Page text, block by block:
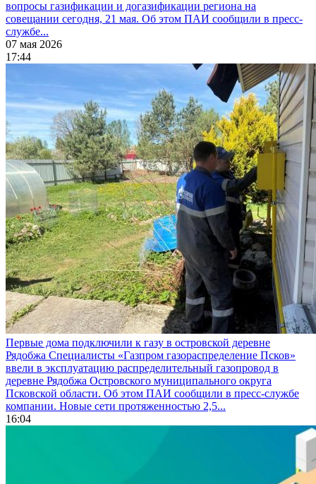
вопросы газификации и догазификации региона на
совещании сегодня, 21 мая. Об этом ПАИ сообщили в пресс-
службе...
07 мая 2026
17:44
Первые дома подключили к газу в островской деревне
Рядобжа Специалисты «Газпром газораспределение Псков»
ввели в эксплуатацию распределительный газопровод в
деревне Рядобжа Островского муниципального округа
Псковской области. Об этом ПАИ сообщили в пресс-службе
компании. Новые сети протяженностью 2,5...
16:04